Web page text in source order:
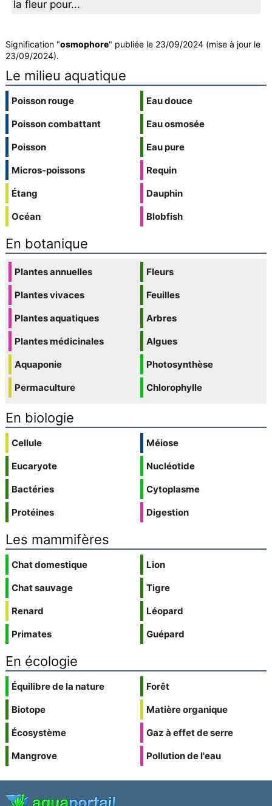
la fleur pour...
Signification "osmophore" publiée le 23/09/2024 (mise à jour le
23/09/2024).
Le milieu aquatique
Poisson rouge
Poisson combattant
Poisson
Micros-poissons
Étang
Océan
Eau douce
Eau osmosée
Eau pure
Requin
Dauphin
Blobfish
En botanique
Plantes annuelles
Plantes vivaces
Plantes aquatiques
Plantes médicinales
Aquaponie
Permaculture
Fleurs
Feuilles
Arbres
Algues
Photosynthèse
Chlorophylle
En biologie
Cellule
Eucaryote
Bactéries
Protéines
Méiose
Nucléotide
Cytoplasme
Digestion
Les mammifères
Chat domestique
Chat sauvage
Renard
Primates
Lion
Tigre
Léopard
Guépard
En écologie
Équilibre de la nature
Biotope
Écosystème
Mangrove
Forêt
Matière organique
Gaz à effet de serre
Pollution de l'eau